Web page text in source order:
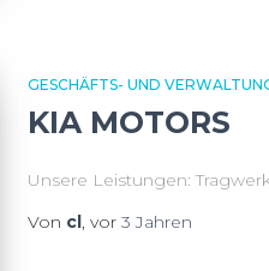
GESCHÄFTS- UND
KIA MOTORS
Unsere Leistungen:
Von cl, vor 3 Jahren